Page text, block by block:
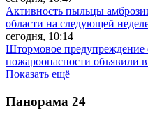
Активность пыльцы
области на следующей
сегодня, 10:14
Штормовое предупреждение
пожароопасности объявили
Показать ещё
Панорама 24